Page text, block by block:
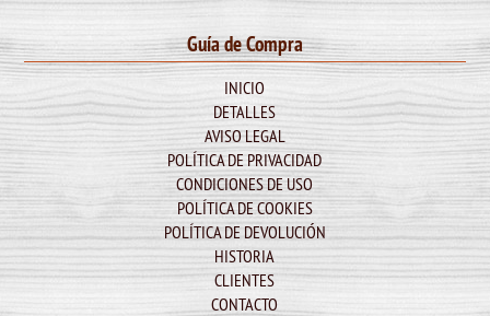
Guía de Compra
INICIO
DETALLES
AVISO LEGAL
POLÍTICA DE PRIVACIDAD
CONDICIONES DE USO
POLÍTICA DE COOKIES
POLÍTICA DE DEVOLUCIÓN
HISTORIA
CLIENTES
CONTACTO